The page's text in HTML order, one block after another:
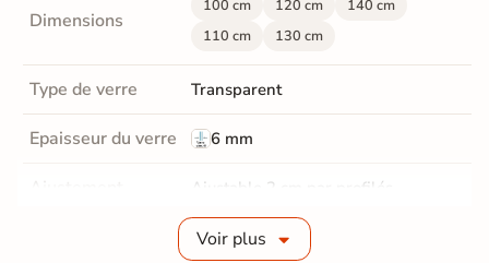
Dimensions
100 cm 120 cm
140 cm
110 cm
130 cm
Type de verre Transparent
Epaisseur du verre 6 mm
Ajustable 2 cm par profilés
Oui
Voir plus